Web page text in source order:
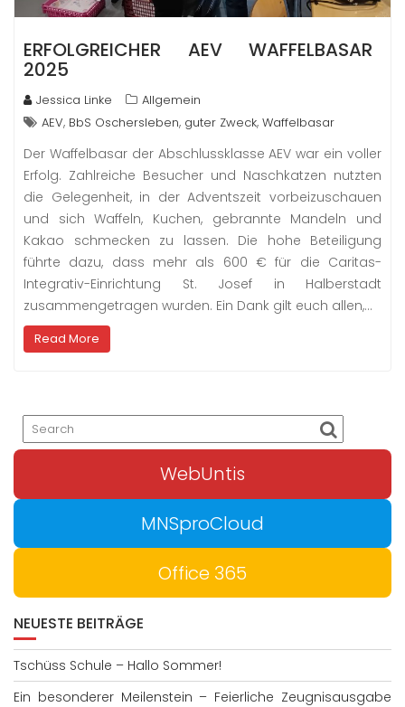
ERFOLGREICHER AEV WAFFELBASAR
2025
Jessica Linke
Allgemein
AEV, BbS Oschersleben, guter Zweck, Waffelbasar
Der Waffelbasar der Abschlussklasse AEV war ein voller
Erfolg. Zahlreiche Besucher und Naschkatzen nutzten
die Gelegenheit, in der Adventszeit vorbeizuschauen
und sich Waffeln, Kuchen, gebrannte Mandeln und
Kakao schmecken zu lassen. Die hohe Beteiligung
führte dazu, dass mehr als 600 € für die Caritas-
Integrativ-Einrichtung St. Josef in Halberstadt
zusammengetragen wurden. Ein Dank gilt euch allen,…
Read More
WebUntis
MNSproCloud
Office 365
NEUESTE BEITRÄGE
Tschüss Schule – Hallo Sommer!
Ein besonderer Meilenstein – Feierliche Zeugnisausgabe